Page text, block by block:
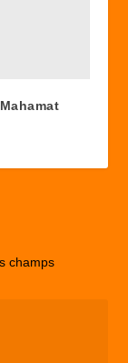
champs